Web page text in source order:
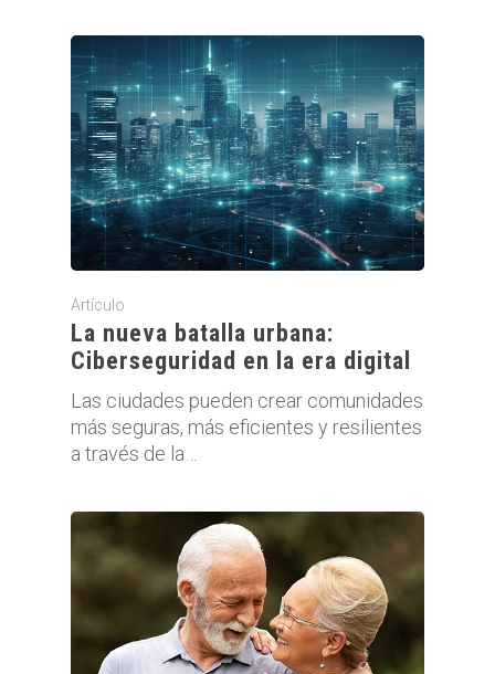
Artículo
La nueva batalla urbana:
Ciberseguridad en la era digital
Las ciudades pueden crear comunidades
más seguras, más eficientes y resilientes
a través de la…